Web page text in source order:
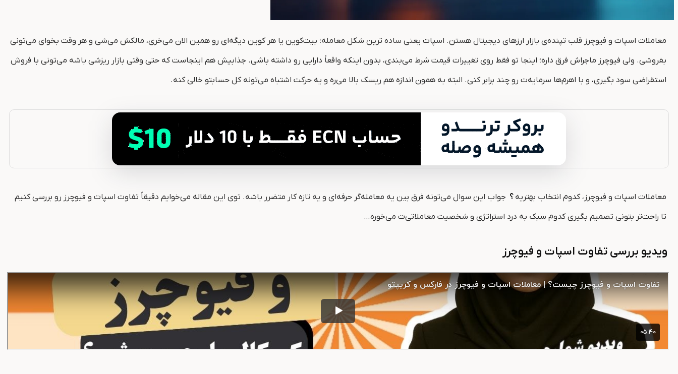
معاملات اسپات و فیوچرز قلب تپنده‌ی بازار ارزهای دیجیتال هستن. اسپات یعنی ساده‌ ترین شکل معامله؛ بیت‌کوین یا هر کوین دیگه‌ای رو همین الان می‌خری، مالکش می‌شی و هر وقت بخوای می‌تونی
بفروشی. ولی فیوچرز ماجراش فرق داره؛ اینجا تو فقط روی تغییرات قیمت شرط می‌بندی، بدون اینکه واقعاً دارایی رو داشته باشی. جذابیش هم اینجاست که حتی وقتی بازار ریزشی باشه می‌تونی با فروش
استقراضی سود بگیری، و با اهرم‌ها سرمایه‌ت رو چند برابر کنی. البته به همون اندازه هم ریسک بالا می‌ره و یه حرکت اشتباه می‌تونه کل حسابتو خالی کنه.
معاملات اسپات و فیوچرز، کدوم انتخاب بهتریه ؟ جواب این سوال می‌تونه فرق بین یه معامله‌گر حرفه‌ای و یه تازه ‌کار متضرر باشه. توی این مقاله می‌خوایم دقیقاً تفاوت اسپات و فیوچرز رو بررسی کنیم
تا راحت‌تر بتونی تصمیم بگیری کدوم سبک به درد استراتژی و شخصیت معاملاتی‌ت می‌خوره…
ویدیو بررسی تفاوت اسپات و فیوچرز